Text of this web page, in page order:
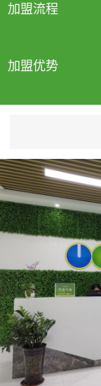
的、空气...
加盟流程
加盟优势